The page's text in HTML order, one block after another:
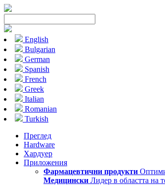
English
Bulgarian
German
Spanish
French
Greek
Italian
Romanian
Turkish
Преглед
Hardware
Хардуер
Приложения
Фармацевтични продукти
Медицински Лидер в областта на